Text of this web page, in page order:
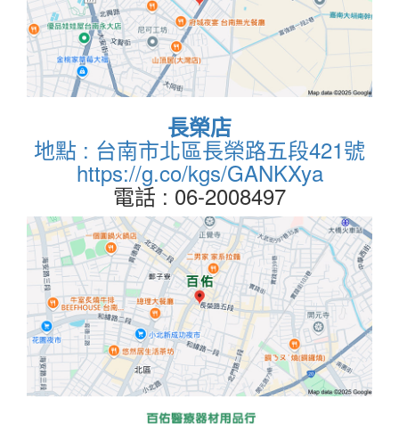
長榮店
地點 : 台南市北區長榮路五段421號
https://g.co/kgs/GANKXya
電話 : 06-2008497